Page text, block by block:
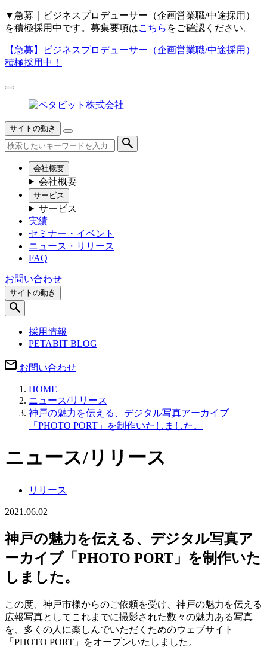
▼ 急募｜ビジネスプロデューサー（企画営業職/中途採用）
を積極採用中です。募集要項はこちら をご確認ください。
【急募】
ビジネスプロデューサー（企画営業職/中途採用）
積極採用中！
サイトの動き
会社概要
会社概要
サービス
サービス
実績
セミナー・イベント
ニュース・リリース
FAQ
お問い合わせ
サイトの動き
採用情報
PETABIT BLOG
お問い合わせ
HOME
ニュース/リリース
神戸の魅力を伝える、デジタル写真アーカイブ
「PHOTO PORT」を制作いたしました。
ニュース/リリース
リリース
2021.06.02
神戸の魅力を伝える、デジタル写真ア
ーカイブ「PHOTO PORT」を制作いた
しました。
この度、神戸市様からのご依頼を受け、神戸の魅力を伝える
広報写真としてこれまでに撮影された数々の魅力ある写真
を、多くの人に楽しんでいただくためのウェブサイト
「PHOTO PORT」をオープンいたしました。